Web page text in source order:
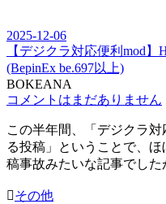
2025-12-06
【デジクラ対応便利mod】
(BepinEx be.697以上)
BOKEANA
コメントはまだありません
この半年間、「デジクラ
る投稿」ということで、
稿事故みたいな記事でし
その他